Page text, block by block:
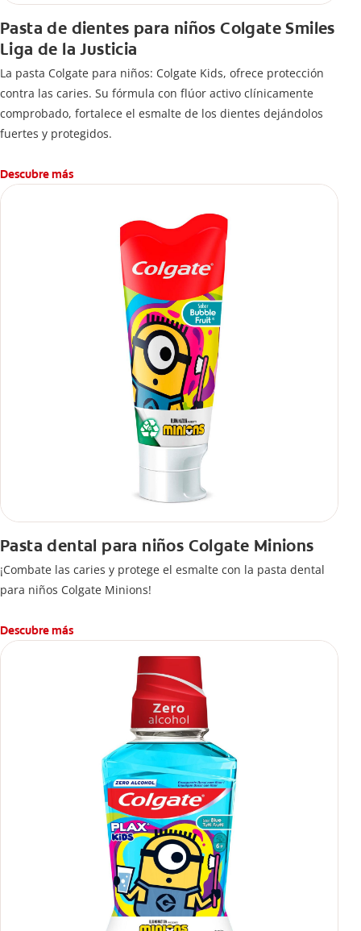
Pasta de dientes para niños Colgate Smiles
Liga de la Justicia
La pasta Colgate para niños: Colgate Kids, ofrece protección
contra las caries. Su fórmula con flúor activo clínicamente
comprobado, fortalece el esmalte de los dientes dejándolos
fuertes y protegidos.
Descubre más
Pasta dental para niños Colgate Minions
¡Combate las caries y protege el esmalte con la pasta dental
para niños Colgate Minions!
Descubre más